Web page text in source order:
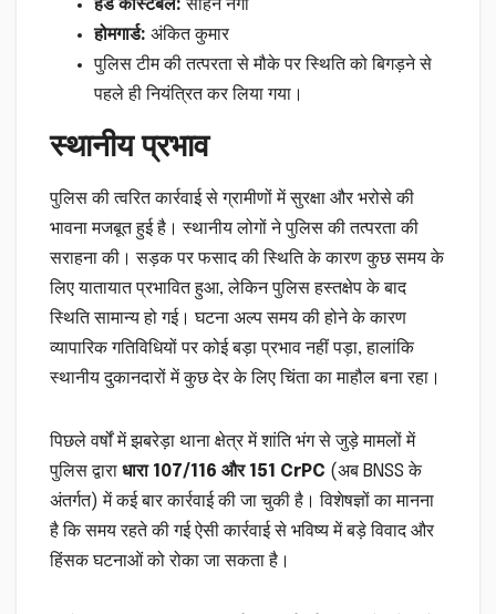
हेड कांस्टेबल: सोहन नेगी
होमगार्ड: अंकित कुमार
पुलिस टीम की तत्परता से मौके पर स्थिति को बिगड़ने से
पहले ही नियंत्रित कर लिया गया।
स्थानीय प्रभाव
पुलिस की त्वरित कार्रवाई से ग्रामीणों में सुरक्षा और भरोसे की
भावना मजबूत हुई है। स्थानीय लोगों ने पुलिस की तत्परता की
सराहना की। सड़क पर फसाद की स्थिति के कारण कुछ समय के
लिए यातायात प्रभावित हुआ, लेकिन पुलिस हस्तक्षेप के बाद
स्थिति सामान्य हो गई। घटना अल्प समय की होने के कारण
व्यापारिक गतिविधियों पर कोई बड़ा प्रभाव नहीं पड़ा, हालांकि
स्थानीय दुकानदारों में कुछ देर के लिए चिंता का माहौल बना रहा।
पिछले वर्षों में झबरेड़ा थाना क्षेत्र में शांति भंग से जुड़े मामलों में
पुलिस द्वारा धारा 107/116 और 151 CrPC (अब BNSS के
अंतर्गत) में कई बार कार्रवाई की जा चुकी है। विशेषज्ञों का मानना
है कि समय रहते की गई ऐसी कार्रवाई से भविष्य में बड़े विवाद और
हिंसक घटनाओं को रोका जा सकता है।